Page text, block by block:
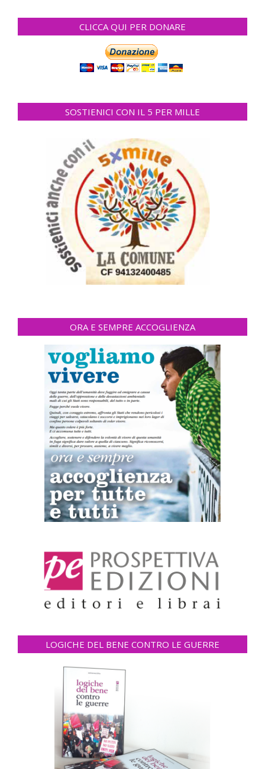
CLICCA QUI PER DONARE
SOSTIENICI CON IL 5 PER MILLE
ORA E SEMPRE ACCOGLIENZA
LOGICHE DEL BENE CONTRO LE GUERRE